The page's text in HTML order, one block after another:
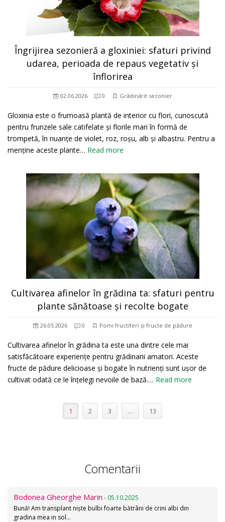
Îngrijirea sezonieră a gloxiniei: sfaturi privind
udarea, perioada de repaus vegetativ și
înflorirea
02.06.2026 0 Grădinărit sezonier
Gloxinia este o frumoasă plantă de interior cu flori, cunoscută
pentru frunzele sale catifelate și florile mari în formă de
trompetă, în nuanțe de violet, roz, roșu, alb și albastru. Pentru a
menține aceste plante… Read more
Cultivarea afinelor în grădina ta: sfaturi pentru
plante sănătoase și recolte bogate
26.05.2026 0 Pomi fructiferi și fructe de pădure
Cultivarea afinelor în grădina ta este una dintre cele mai
satisfăcătoare experiențe pentru grădinarii amatori. Aceste
fructe de pădure delicioase și bogate în nutrienți sunt ușor de
cultivat odată ce le înțelegi nevoile de bază.… Read more
1 2 3 … 13
Comentarii
Bodonea Gheorghe Marin - 05.10.2025
Bună! Am transplant niște bulbi foarte bătrâni de crini albi din
gradina mea in sol…